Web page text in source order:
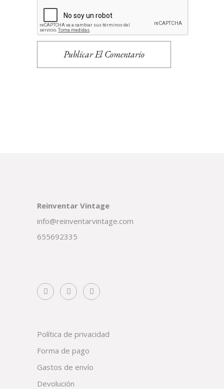
Publicar El Comentario
Reinventar Vintage
info@reinventarvintage.com
655692335
Política de privacidad
Forma de pago
Gastos de envío
Devolución